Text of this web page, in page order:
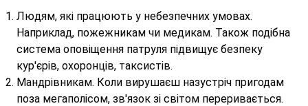
Людям, які працюють у небезпечних умовах.
Наприклад, пожежникам чи медикам. Також подібна
система оповіщення патруля підвищує безпеку
кур'єрів, охоронців, таксистів.
Мандрівникам. Коли вирушаєш назустріч пригодам
поза мегаполісом, зв'язок зі світом переривається.